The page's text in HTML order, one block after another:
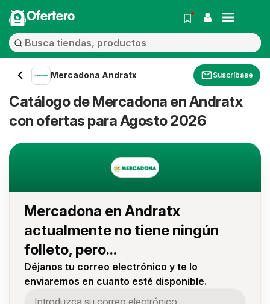
Ofertero
Mercadona Andratx Suscríbase
Catálogo de Mercadona en Andratx
con ofertas para Agosto 2026
Mercadona en Andratx
actualmente no tiene ningún
folleto, pero...
Déjanos tu correo electrónico y te lo
enviaremos en cuanto esté disponible.